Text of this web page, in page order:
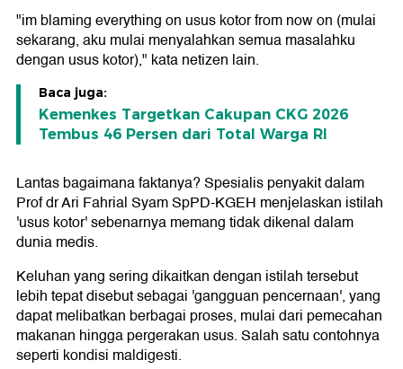
"im blaming everything on usus kotor from now on (mulai
sekarang, aku mulai menyalahkan semua masalahku
dengan usus kotor)," kata netizen lain.
Baca juga:
Kemenkes Targetkan Cakupan CKG 2026
Tembus 46 Persen dari Total Warga RI
Lantas bagaimana faktanya? Spesialis penyakit dalam
Prof dr Ari Fahrial Syam SpPD-KGEH menjelaskan istilah
'usus kotor' sebenarnya memang tidak dikenal dalam
dunia medis.
Keluhan yang sering dikaitkan dengan istilah tersebut
lebih tepat disebut sebagai 'gangguan pencernaan', yang
dapat melibatkan berbagai proses, mulai dari pemecahan
makanan hingga pergerakan usus. Salah satu contohnya
seperti kondisi maldigesti.